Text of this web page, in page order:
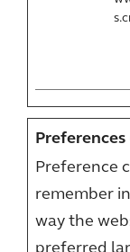
Preferences
Preference
remember
way the